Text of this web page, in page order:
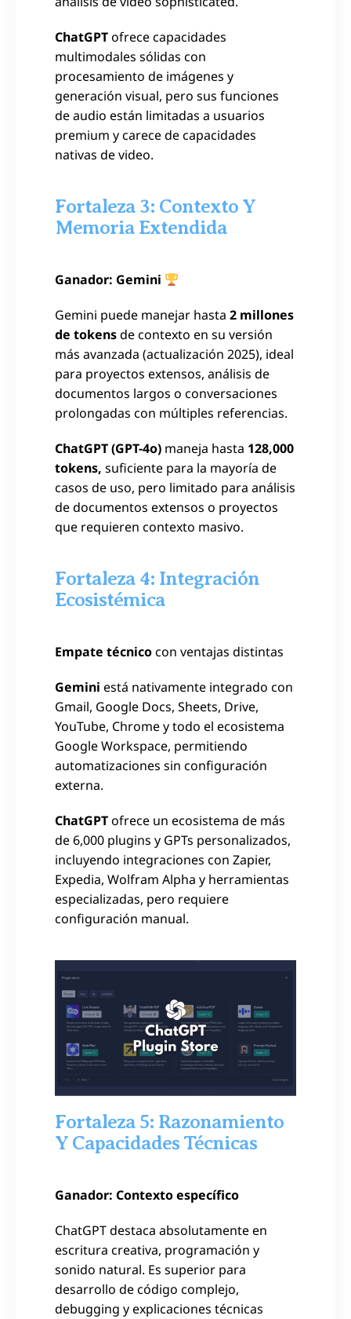
ChatGPTofrece capacidades
multimodales sólidas con
procesamiento de imágenes y
generación visual, pero sus funciones
de audio están limitadas a usuarios
premium y carece de capacidades
nativas de video.
Fortaleza 3: Contexto Y
Memoria Extendida
Ganador: Gemini
Gemini puede manejar hasta 2 millones
de tokensde contexto en su versión
más avanzada (actualización 2025), ideal
para proyectos extensos, análisis de
documentos largos o conversaciones
prolongadas con múltiples referencias.
ChatGPT (GPT-4o) maneja hasta 128,000
tokens, suficiente para la mayoría de
casos de uso, pero limitado para análisis
de documentos extensos o proyectos
que requieren contexto masivo.
Fortaleza 4: Integración
Ecosistémica
Empate técnicocon ventajas distintas
Gemini está nativamente integrado con
Gmail, Google Docs, Sheets, Drive,
YouTube, Chrome y todo el ecosistema
Google Workspace, permitiendo
automatizaciones sin configuración
externa.
ChatGPTofrece un ecosistema de más
de 6,000 plugins y GPTs personalizados,
incluyendo integraciones con Zapier,
Expedia, Wolfram Alpha y herramientas
especializadas, pero requiere
configuración manual.
Fortaleza 5: Razonamiento
Y Capacidades Técnicas
Ganador: Contexto específico
ChatGPT destaca absolutamente en
escritura creativa, programación y
sonido natural. Es superior para
desarrollo de código complejo,
debugging y explicaciones técnicas